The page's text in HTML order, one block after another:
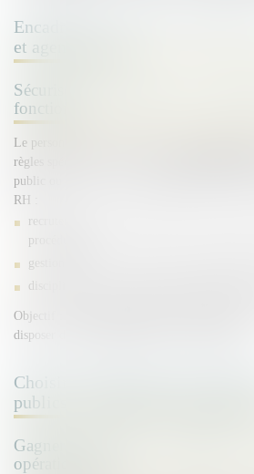
Encadrer vos ressources
et agents privés
Sécuriser chaque étape, du
fonctions
Le personnel des collectivités et des
règles spécifiques. Qu’ils soient
public ou privé), nous accompagnons nos
RH :
recrutement et sécurisation des actes
procédures) ;
gestion de carrière et situations individuelles
disciplinaire, fin de fonctions et prévention
Objectif :
disposer d’une stratégie claire en cas de litige.
Choisir et piloter les bons
publics et procédures de
Gagner en sécurité, en lisibilité et
opérationnelle